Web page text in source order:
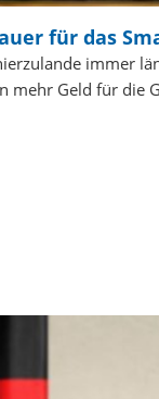
für das
immer
mehr Geld für die